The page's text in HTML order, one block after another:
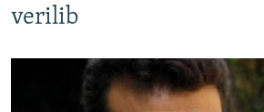
verilib